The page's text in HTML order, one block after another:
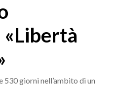
«Libertà
giorni nell’ambito di un